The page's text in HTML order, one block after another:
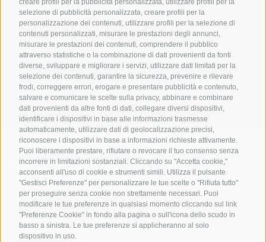
creare profili per la pubblicità personalizzata, utilizzare profili per la
selezione di pubblicità personalizzata, creare profili per la
personalizzazione dei contenuti, utilizzare profili per la selezione di
contenuti personalizzati, misurare le prestazioni degli annunci,
misurare le prestazioni dei contenuti, comprendere il pubblico
attraverso statistiche o la combinazione di dati provenienti da fonti
diverse, sviluppare e migliorare i servizi, utilizzare dati limitati per la
selezione dei contenuti, garantire la sicurezza, prevenire e rilevare
frodi, correggere errori, erogare e presentare pubblicità e contenuto,
salvare e comunicare le scelte sulla privacy, abbinare e combinare
dati provenienti da altre fonti di dati, collegare diversi dispositivi,
identificare i dispositivi in base alle informazioni trasmesse
automaticamente, utilizzare dati di geolocalizzazione precisi,
riconoscere i dispositivi in base a informazioni richieste attivamente.
Puoi liberamente prestare, rifiutare o revocare il tuo consenso senza
incorrere in limitazioni sostanziali. Cliccando su "Accetta cookie,"
acconsenti all'uso di cookie e strumenti simili. Utilizza il pulsante
"Gestisci Preferenze" per personalizzare le tue scelte o "Rifiuta tutto"
per proseguire senza cookie non strettamente necessari. Puoi
modificare le tue preferenze in qualsiasi momento cliccando sul link
"Preferenze Cookie" in fondo alla pagina o sull'icona dello scudo in
basso a sinistra. Le tue preferenze si applicheranno al solo
dispositivo in uso.
UFFICIO PER IL PARCO NAZIONALE DELLO STELVIO
SOCIAL MEDIA POLICY | CREDITS | MAPPA DEL SITO | COOKIE POLICY | PRIVACY
Preferenze Cookies
CONTATTI CENTRI VISITATORI
ESPERIENZE GUIDATE
NELLA NATURA
SCUOLE